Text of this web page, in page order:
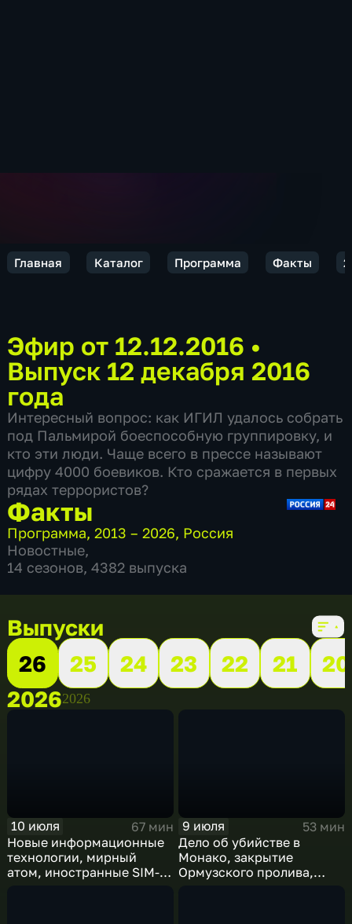
Главная Каталог Программа Факты
Эфир от 12.12.2016 •
Выпуск 12 декабря 2016
года
Интересный вопрос: как ИГИЛ удалось собрать
под Пальмирой боеспособную группировку, и
кто эти люди. Чаще всего в прессе называют
цифру 4000 боевиков. Кто сражается в первых
рядах террористов?
Факты
Программа,2013 – 2026, Россия
Новостные,
14 сезонов, 4382 выпуска
Выпуски
26
25 24 23 22 21
20
20262026
10 июля
67 мин
Новые информационные
технологии, мирный
атом, иностранные SIM-
9 июля
53 мин
Дело об убийстве в
Монако, закрытие
Ормузского пролива,